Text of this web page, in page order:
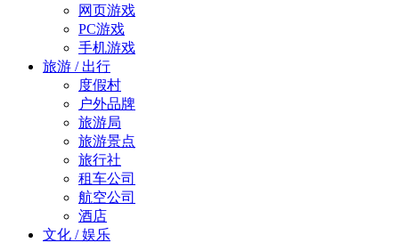
网页游戏
PC游戏
手机游戏
旅游 / 出行
度假村
户外品牌
旅游局
旅游景点
旅行社
租车公司
航空公司
酒店
文化 / 娱乐